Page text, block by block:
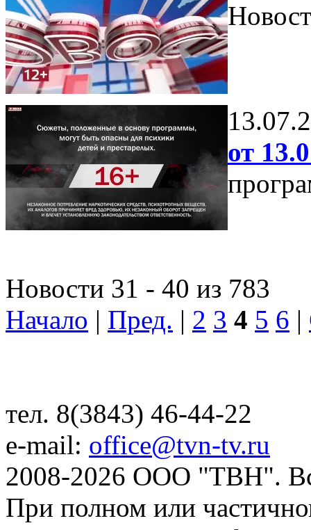
от
Новости 31 - 40 из 783
Начало | Пред. | 2 3 4 5 6 |
тел. 8(3843) 46-44-22
e-mail: office@tvn-tv.ru
2008-2026 ООО "ТВН".
При полном или